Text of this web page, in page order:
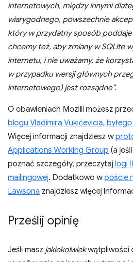
internetowych, między innymi
wiarygodnego, powszechnie
który w przydatny sposób poddaje
chcemy też, aby zmiany w SQLite
internetu, i nie uważamy, że
w przypadku wersji głównych
internetowego) jest rozsądne”.
O obawieniach Mozilli możesz
blogu Vladimira Vukićevicia,
Więcej informacji znajdziesz w
Applications Working Group (a
poznać szczegóły, przeczytaj logi
mailingowej. Dodatkowo wpoście
Lawsona znajdziesz więcej
Prześlij opinię
Jeśli masz jakiekolwiekwątpliwości